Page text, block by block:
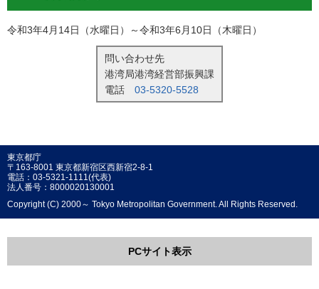
令和3年4月14日（水曜日）～令和3年6月10日（木曜日）
問い合わせ先
港湾局港湾経営部振興課
電話 03-5320-5528
東京都庁
〒163-8001 東京都新宿区西新宿2-8-1
電話：03-5321-1111(代表)
法人番号：8000020130001
Copyright (C) 2000～ Tokyo Metropolitan Government. All Rights Reserved.
PCサイト表示